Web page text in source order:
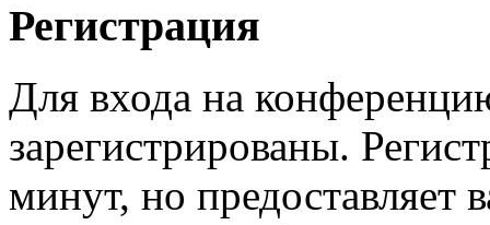
Регистрация
Для входа на
зарегистрированы.
минут, но предоставляет